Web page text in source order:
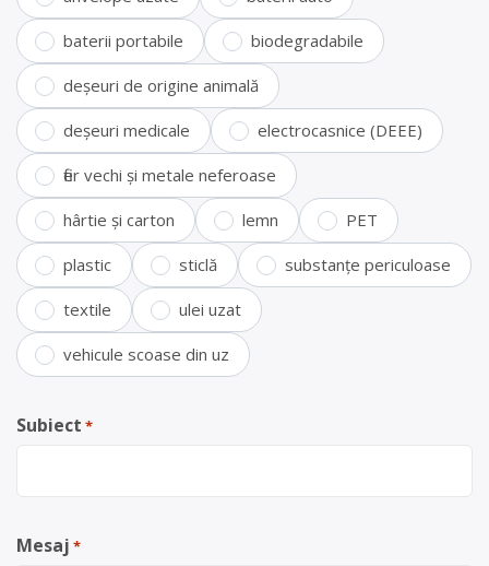
baterii portabile biodegradabile
deșeuri de origine animală
deșeuri medicale electrocasnice (DEEE)
fier vechi și metale neferoase
hârtie și carton lemn PET
plastic sticlă substanțe periculoase
textile ulei uzat
vehicule scoase din uz
Subiect *
Mesaj *